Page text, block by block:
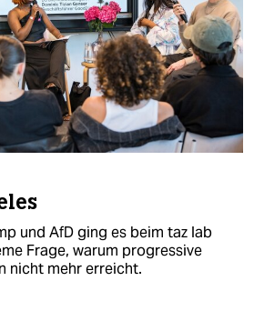
und AfD ging es beim taz lab
Frage, warum progressive
nicht mehr erreicht.